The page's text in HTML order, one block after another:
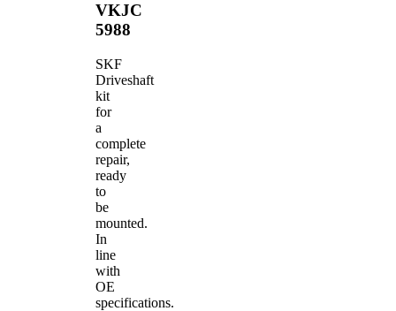
VKJC
5988
SKF
Driveshaft
kit
for
a
complete
repair,
ready
to
be
mounted.
In
line
with
OE
specifications.